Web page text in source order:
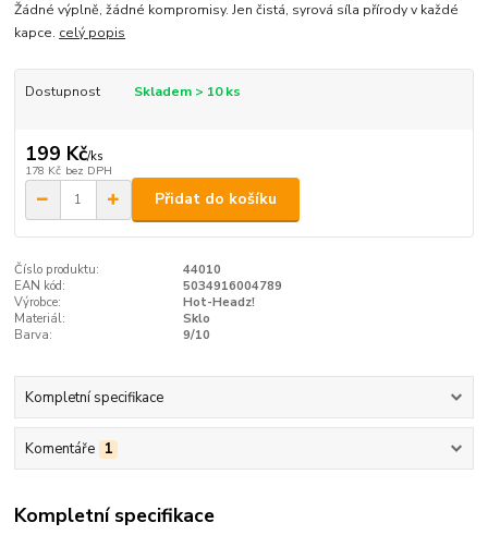
Žádné výplně, žádné kompromisy. Jen čistá, syrová síla přírody v každé
kapce. celý popis
Dostupnost Skladem > 10 ks
199 Kč/ks
178 Kč bez DPH
Přidat do košíku
Číslo produktu:
44010
EAN kód:
5034916004789
Výrobce:
Hot-Headz!
Materiál:
Sklo
Barva:
9/10
Kompletní specifikace
Komentáře 1
Kompletní specifikace